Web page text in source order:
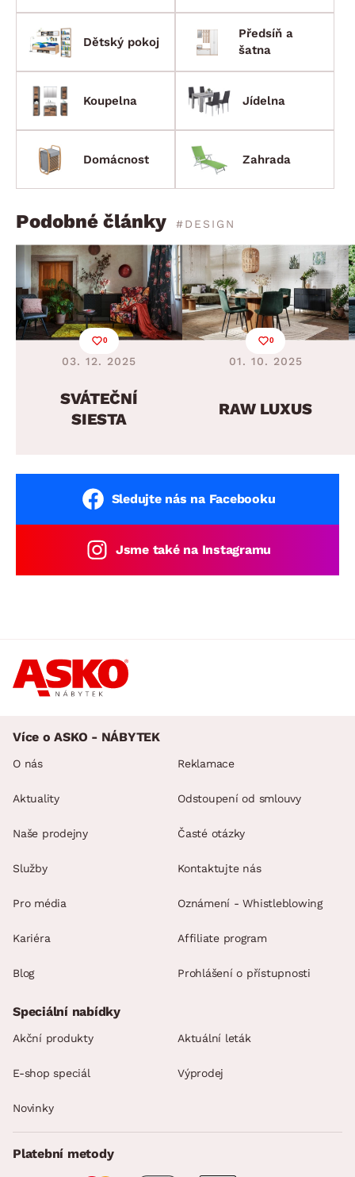
Dětský pokoj
Předsíň a
šatna
Koupelna Jídelna
Domácnost Zahrada
Podobné články #DESIGN
0
03. 12. 2025
SVÁTEČNÍ
SIESTA
0
01. 10. 2025
RAW LUXUS
Sledujte nás na Facebooku
Jsme také na Instagramu
Více o ASKO - NÁBYTEK
O nás
Aktuality
Naše prodejny
Služby
Pro média
Kariéra
Blog
Reklamace
Odstoupení od smlouvy
Časté otázky
Kontaktujte nás
Oznámení - Whistleblowing
Affiliate program
Prohlášení o přístupnosti
Speciální nabídky
Akční produkty Aktuální leták
E-shop speciál Výprodej
Novinky
Platební metody